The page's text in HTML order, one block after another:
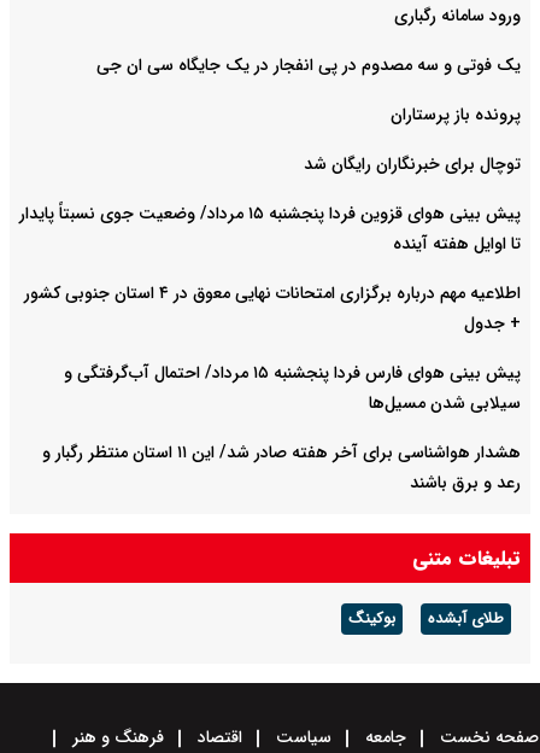
ورود سامانه رگباری
یک فوتی و سه مصدوم در پی انفجار در یک جایگاه سی ان جی
پرونده باز پرستاران
توچال برای خبرنگاران رایگان شد
پیش بینی هوای قزوین فردا پنجشنبه ۱۵ مرداد/ وضعیت جوی نسبتاً پایدار
تا اوایل هفته آینده
اطلاعیه مهم درباره برگزاری امتحانات نهایی معوق در ۴ استان جنوبی کشور
+ جدول
پیش بینی هوای فارس فردا پنجشنبه ۱۵ مرداد/ احتمال آب‌گرفتگی و
سیلابی شدن مسیل‌ها
هشدار هواشناسی برای آخر هفته صادر شد/ این ۱۱ استان منتظر رگبار و
رعد و برق باشند
آخرین وضعیت ترافیکی محورهای اربعینی کشور + ویدیو
تبلیغات متنی
طلای آبشده بوکینگ
صفحه نخست جامعه سیاست اقتصاد
فرهنگ و هنر